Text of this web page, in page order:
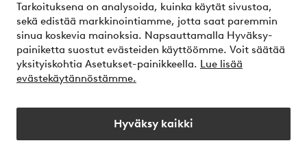
Tarkoituksena on analysoida, kuinka käytät sivustoa,
sekä edistää markkinointiamme, jotta saat paremmin
sinua koskevia mainoksia. Napsauttamalla Hyväksy-
painiketta suostut evästeiden käyttöömme. Voit säätää
yksityiskohtia Asetukset-painikkeella. Lue lisää
evästekäytännöstämme.
Hyväksy kaikki
Haluatko tietää lisää maksuvaihtoehdoistamme?
elpy